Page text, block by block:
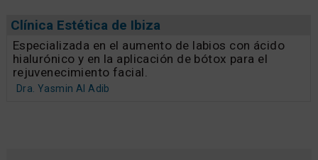
Clínica Estética de Ibiza
Especializada en el aumento de labios con ácido
hialurónico y en la aplicación de bótox para el
rejuvenecimiento facial.
Dra. Yasmin Al Adib